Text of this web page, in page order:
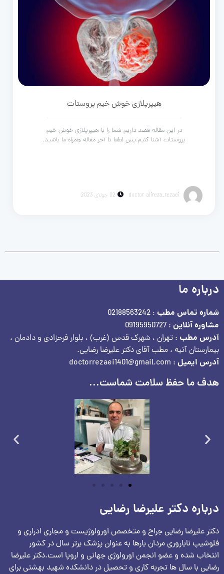
هیپرپلازی خوش خیم پروستات
در این مقاله قصد داریم شما را با هیپرپلازی خوش خیم
پروستات آشنا کنیم.پس لطفا تا آخر مقاله همراه ما باشید.
doctor alireza_rezaei 02 جولای 2023
درباره ما
شماره تماس مطب : 02188563242
مشاوره آنلاین : 09195950727
آدرس مطب : تهران ، شهرک قدس (غرب) ، بلوار فرحزادی و دادمان ،
بیمارستان آتیه ، مطب آقای دکتر علیرضا رضایی.
آدرس ایمیل : doctorrezaei1401@gmail.com
هدف ما حفظ سلامت شماست...
درباره دکتر علیرضا رضایی
دکتر علیرضا رضایی جراح و متخصص اورولوژیست و مجاری ادراری و
فلوشیپ ناباروری مردان بارها به عنوان پزشک برتر سال در کشور
انتخاب شده و عضو انجمن اورولوژی جهانی و اروپا است.دکتر علیرضا
رضایی با سال ها تجربه کاری و تحصیل در دانشکده شهید بهشتی برای